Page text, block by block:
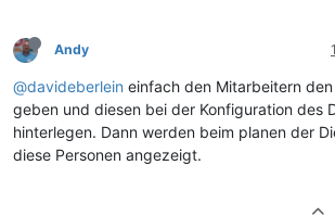
Andy
@davideberlein einfach den Mitarbeitern
geben und diesen bei der Konfiguration des
hinterlegen. Dann werden beim planen der
diese Personen angezeigt.